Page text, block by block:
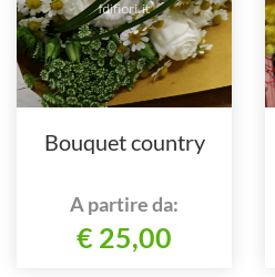
Bouquet country
A partire da:
€ 25,00